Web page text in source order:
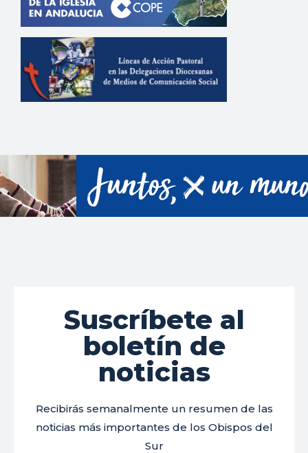
Suscríbete al
boletín de
noticias
Recibirás semanalmente un resumen de las
noticias más importantes de los Obispos del
Sur